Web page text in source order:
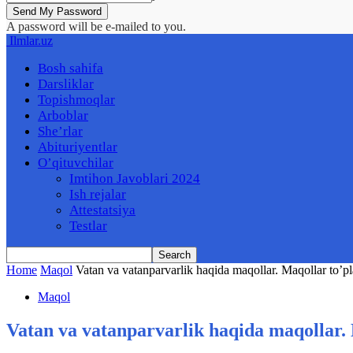
A password will be e-mailed to you.
Ilmlar.uz
Bosh sahifa
Darsliklar
Topishmoqlar
Arboblar
She’rlar
Abituriyentlar
O’qituvchilar
Imtihon Javoblari 2024
Ish rejalar
Attestatsiya
Testlar
Home Maqol Vatan va vatanparvarlik haqida maqollar. Maqollar
Maqol
Vatan va vatanparvarlik haqida